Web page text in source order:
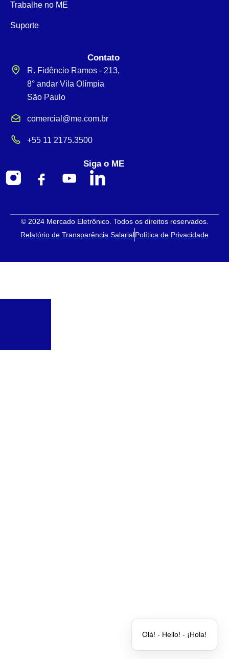
Trabalhe no ME
Suporte
Contato
R. Fidêncio Ramos - 213,
8° andar Vila Olímpia
São Paulo
comercial@me.com.br
+55 11 2175.3500
Siga o ME
© 2024 Mercado Eletrônico. Todos os direitos reservados.
Relatório de Transparência SalarialPolítica de Privacidade
Olá! - Hello! - ¡Hola!